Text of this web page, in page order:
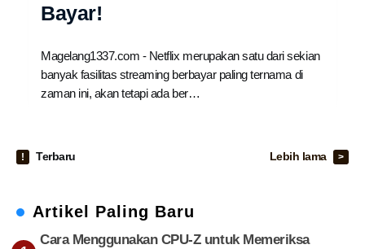
Bayar!
Magelang1337.com - Netflix merupakan satu dari sekian
banyak fasilitas streaming berbayar paling ternama di
zaman ini, akan tetapi ada ber…
Terbaru Lebih lama
Artikel Paling Baru
Cara Menggunakan CPU-Z untuk Memeriksa